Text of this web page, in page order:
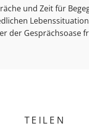
und Zeit für
der Gesprächsoase
TEILEN